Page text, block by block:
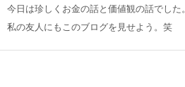
今日は珍しくお金の話と価値観の話でした。
私の友人にもこのブログを見せよう。笑